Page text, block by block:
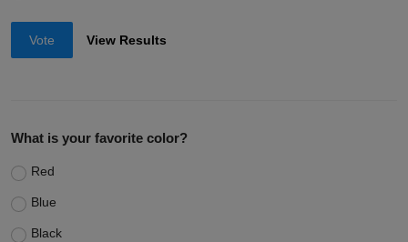
Vote View Results
What is your favorite color?
Red
Blue
Black